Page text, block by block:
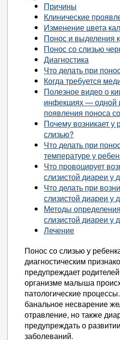
Причины
Клинические
Изменение цвета
Понос и выделения
Понос со слизью
Диагностика
Что делать при
Когда требуется
Полезное видео о
инфекциях — одной
появления поноса
Почему возникает у
слизью?
Что делать при
температуре у
Что провоцирует
слизистой диареи у
Что делать при
слизистой диареи у
Методы
слизистой диареи у
Лечение
Понос со слизью у
диагностическим
предупреждает
организме малыша
патологические
банальное несварение
отравление, но также
предупреждать о
заболеваний.